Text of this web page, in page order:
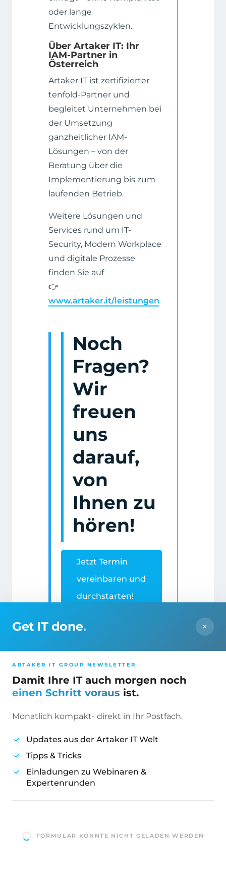
oder lange
Entwicklungszyklen.
Über Artaker IT: Ihr
IAM-Partner in
Österreich
Artaker IT ist zertifizierter
tenfold-Partner und
begleitet Unternehmen bei
der Umsetzung
ganzheitlicher IAM-
Lösungen – von der
Beratung über die
Implementierung bis zum
laufenden Betrieb.
Weitere Lösungen und
Services rund um IT-
Security, Modern Workplace
und digitale Prozesse
finden Sie auf
👉
www.artaker.it/leistungen
Noch
Fragen?
Wir
freuen
uns
darauf,
von
Ihnen zu
hören!
Jetzt Termin
vereinbaren und
durchstarten!
FAQ und
Was ist Identity
& Access
Management
(IAM)?
von Benutzeridentitäten
und Zugriffsrechten in
Versicherungen
Get IT done. ×
ARTAKER IT GROUP NEWSLETTER
Damit Ihre IT auch morgen noch
einen Schritt voraus ist.
Monatlich kompakt- direkt in Ihr Postfach.
Updates aus der Artaker IT Welt
Tipps & Tricks
Einladungen zu Webinaren &
Expertenrunden
FORMULAR KONNTE NICHT GELADEN WERDEN